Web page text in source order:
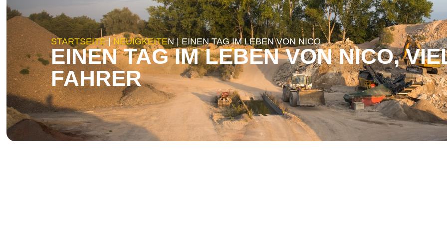
STARTSEITE|NEUIGKEITEN |EINEN TAG IM LEBEN VON NICO
EINEN TAG IM LEBEN VON NICO,
FAHRER